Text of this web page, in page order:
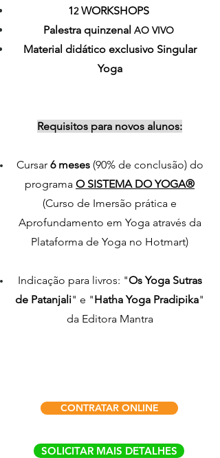
12WORKSHOPS
Palestra quinzenal AO VIVO
Material didático exclusivo Singular
Yoga
Requisitos para novos alunos:
Cursar 6 meses (90% de conclusão) do
programa O SISTEMA DO YOGA®
(Curso de Imersão prática e
Aprofundamento em Yoga através da
Plataforma de Yoga no Hotmart)
Indicação para livros: "Os Yoga Sutras
de Patanjali" e "Hatha Yoga Pradipika"
da Editora Mantra
CONTRATAR ONLINE
SOLICITAR MAIS DETALHES